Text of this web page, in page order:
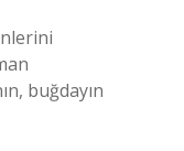
buğdayın